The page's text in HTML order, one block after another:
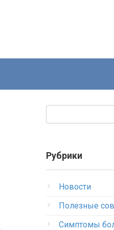
Рубрики
Новости
Полезные
Симптомы